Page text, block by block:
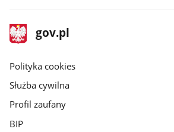
stopka
gov.pl
Strona
gov.pl
gov.pl
Polityka cookies
Służba cywilna
Profil zaufany
BIP